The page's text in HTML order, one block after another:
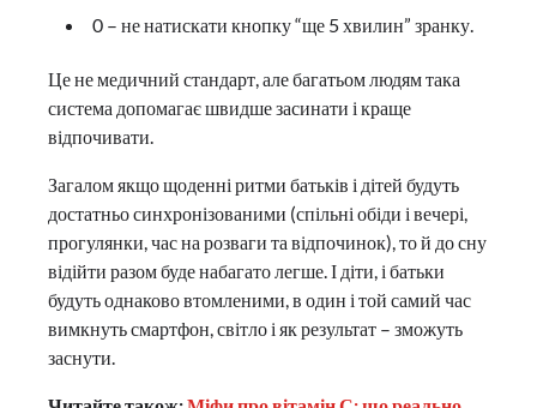
0 – не натискати кнопку “ще 5 хвилин” зранку.
Це не медичний стандарт, але багатьом людям така
система допомагає швидше засинати і краще
відпочивати.
Загалом якщо щоденні ритми батьків і дітей будуть
достатньо синхронізованими (спільні обіди і вечері,
прогулянки, час на розваги та відпочинок), то й до сну
відійти разом буде набагато легше. І діти, і батьки
будуть однаково втомленими, в один і той самий час
вимкнуть смартфон, світло і як результат – зможуть
заснути.